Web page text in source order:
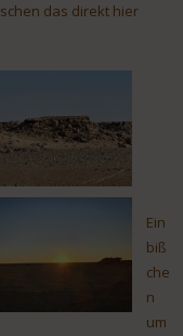
das direkt hier
Ein
biß
che
n
um